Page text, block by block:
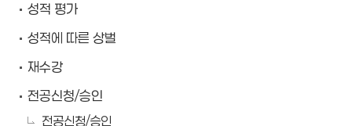
성적 평가
성적에 따른 상벌
재수강
전공신청/승인
전공신청/승인